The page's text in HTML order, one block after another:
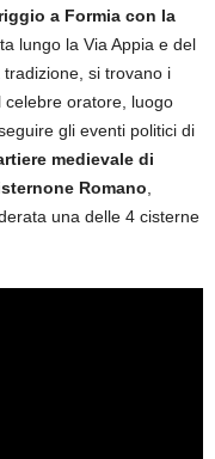
a Formia con la
lungo la Via Appia e del
si trovano i
celebre oratore, luogo
gli eventi politici di
medievale di
Romano,
una delle 4 cisterne